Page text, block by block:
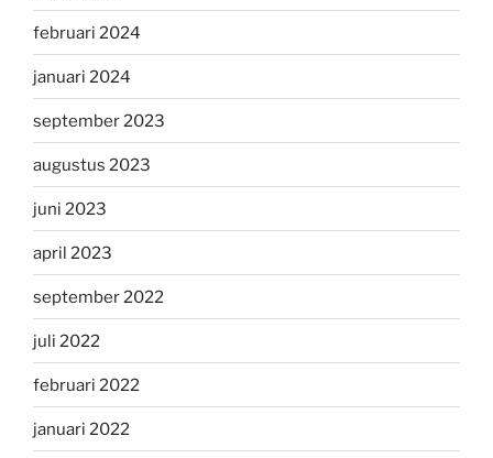
februari 2024
januari 2024
september 2023
augustus 2023
juni 2023
april 2023
september 2022
juli 2022
februari 2022
januari 2022